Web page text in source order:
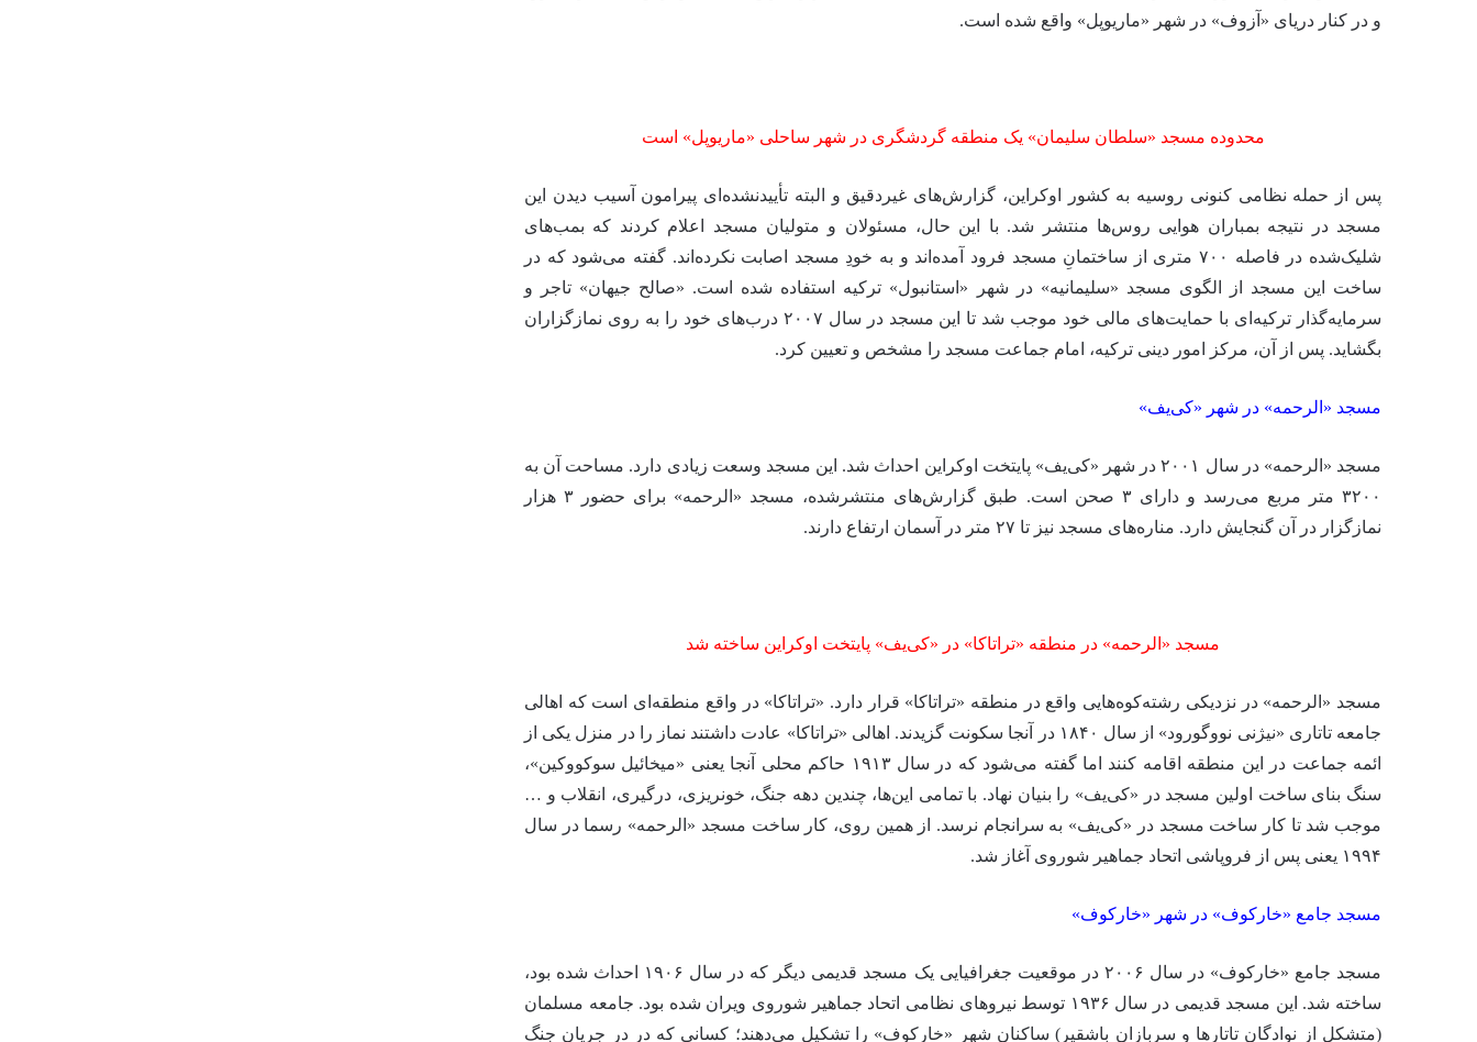
و در کنار دریای «آزوف» در شهر «ماریوپل» واقع شده است.
محدوده مسجد «سلطان سلیمان» یک منطقه گردشگری در شهر ساحلی «ماریوپل» است
پس از حمله نظامی کنونی روسیه به کشور اوکراین، گزارش‌های غیردقیق و البته تأییدنشده‌ای پیرامون آسیب دیدن این
مسجد در نتیجه بمباران هوایی روس‌ها منتشر شد. با این حال، مسئولان و متولیان مسجد اعلام کردند که بمب‌های
شلیک‎‌شده در فاصله ۷۰۰ متری از ساختمانِ مسجد فرود آمده‌اند و به خودِ مسجد اصابت نکرده‌اند. گفته می‌شود که در
ساخت این مسجد از الگوی مسجد «سلیمانیه» در شهر «استانبول» ترکیه استفاده شده است. «صالح جیهان» تاجر و
سرمایه‌گذار ترکیه‌ای با حمایت‌های مالی خود موجب شد تا این مسجد در سال ۲۰۰۷ درب‌های خود را به روی نمازگزاران
بگشاید. پس از آن، مرکز امور دینی ترکیه، امام جماعت مسجد را مشخص و تعیین کرد.
مسجد «الرحمه» در شهر «کی‌یف»
مسجد «الرحمه» در سال ۲۰۰۱ در شهر «کی‌یف» پایتخت اوکراین احداث شد. این مسجد وسعت زیادی دارد. مساحت آن به
۳۲۰۰ متر مربع می‌رسد و دارای ۳ صحن است. طبق گزارش‌های منتشرشده، مسجد «الرحمه» برای حضور ۳ هزار
نمازگزار در آن گنجایش دارد. مناره‌های مسجد نیز تا ۲۷ متر در آسمان ارتفاع دارند.
مسجد «الرحمه» در منطقه «تراتاکا» در «کی‌یف» پایتخت اوکراین ساخته شد
مسجد «الرحمه» در نزدیکی رشته‌کوه‌هایی واقع در منطقه «تراتاکا» قرار دارد. «تراتاکا» در واقع منطقه‌ای است که اهالی
جامعه تاتاری «نیژنی نووگورود» از سال ۱۸۴۰ در آنجا سکونت گزیدند. اهالی «تراتاکا» عادت داشتند نماز را در منزل یکی از
ائمه جماعت در این منطقه اقامه کنند اما گفته می‌شود که در سال ۱۹۱۳ حاکم محلی آنجا یعنی «میخائیل سوکووکین»،
سنگ بنای ساخت اولین مسجد در «کی‌یف» را بنیان نهاد. با تمامی این‌ها، چندین دهه جنگ، خونریزی، درگیری، انقلاب و …
موجب شد تا کار ساخت مسجد در «کی‌یف» به سرانجام نرسد. از همین روی، کار ساخت مسجد «الرحمه» رسما در سال
۱۹۹۴ یعنی پس از فروپاشی اتحاد جماهیر شوروی آغاز شد.
مسجد جامع «خارکوف» در شهر «خارکوف»
مسجد جامع «خارکوف» در سال ۲۰۰۶ در موقعیت جغرافیایی یک مسجد قدیمی دیگر که در سال ۱۹۰۶ احداث شده بود،
ساخته شد. این مسجد قدیمی در سال ۱۹۳۶ توسط نیروهای نظامی اتحاد جماهیر شوروی ویران شده بود. جامعه مسلمان
(متشکل از نوادگان تاتارها و سربازان باشقیر) ساکنان شهر «خارکوف» را تشکیل می‌دهند؛ کسانی که در در جریان جنگ